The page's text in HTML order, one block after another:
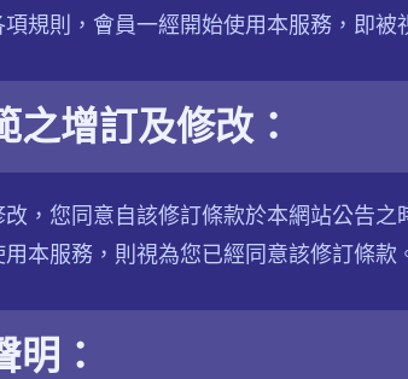
規則，會員一經開始使用本服務，即被
之增訂及修改：
，您同意自該修訂條款於本網站公告
本服務，則視為您已經同意該修訂條款
明：